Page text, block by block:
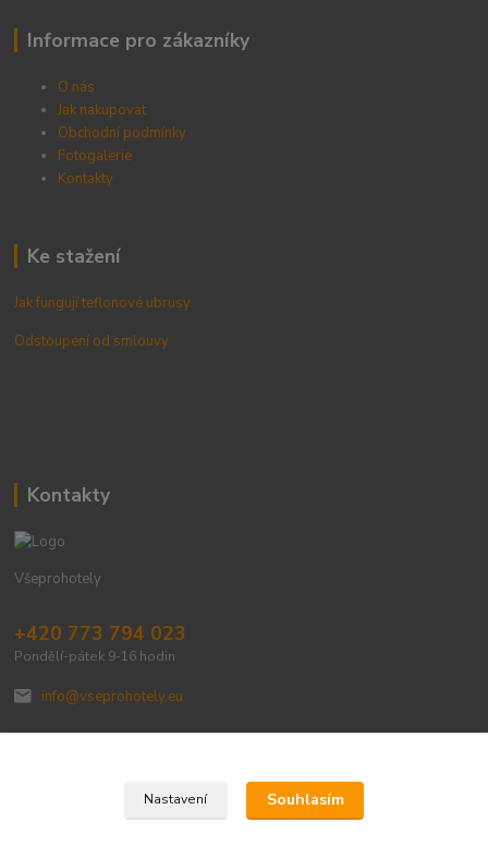
Informace pro zákazníky
O nás
Jak nakupovat
Obchodní podmínky
Fotogalerie
Kontakty
Ke stažení
Jak fungují teflonové ubrusy
Odstoupení od smlouvy
Kontakty
Všeprohotely
+420 773 794 023
Pondělí-pátek 9-16 hodin
info@vseprohotely.eu
Upravit sběr cookies.
Nastavení Souhlasím